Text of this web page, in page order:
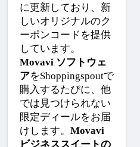
に更新しており、新
しいオリジナルのク
ーポンコードを提供
しています。
Movavi ソフトウェ
アをShoppingspoutで
購入するたびに、他
では見つけられない
限定ディールをお届
けします。 Movavi
ビジネススイートの